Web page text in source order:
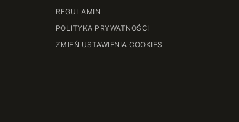
REGULAMIN
POLITYKA PRYWATNOŚCI
ZMIEŃ USTAWIENIA COOKIES